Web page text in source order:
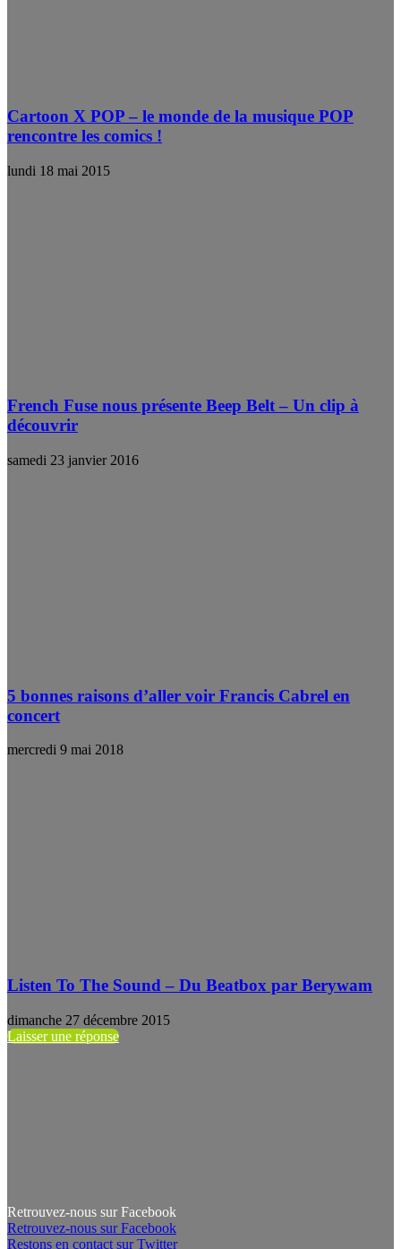
Cartoon X POP – le monde de la musique POP
rencontre les comics !
lundi 18 mai 2015
French Fuse nous présente Beep Belt – Un clip à
découvrir
samedi 23 janvier 2016
5 bonnes raisons d’aller voir Francis Cabrel en
concert
mercredi 9 mai 2018
Listen To The Sound – Du Beatbox par Berywam
dimanche 27 décembre 2015
Laisser une réponse
Retrouvez-nous sur Facebook
Retrouvez-nous sur Facebook
Restons en contact sur Twitter